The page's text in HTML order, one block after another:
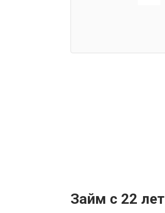
Займ с 22 лет